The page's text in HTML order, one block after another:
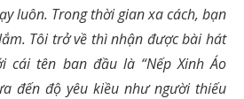
luôn. Trong thời gian xa cách, bạn
Tôi trở về thì nhận được bài hát
cái tên ban đầu là “Nếp Xinh Áo
đến độ yêu kiều như người thiếu